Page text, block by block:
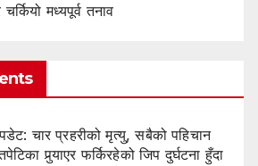
मध्यपूर्व तनाव
चार प्रहरीको मृत्यु, सबैको पहिचान
पुर्‍याएर फर्किरहेको जिप दुर्घटना हुँदा